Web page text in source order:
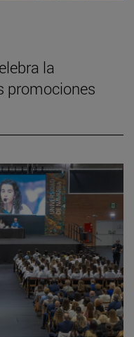
la
promociones